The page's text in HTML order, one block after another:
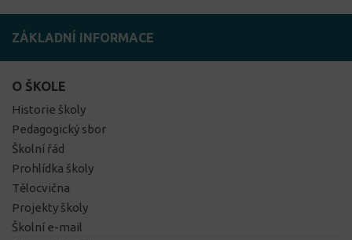
ZÁKLADNÍ INFORMACE
O ŠKOLE
Historie školy
Pedagogický sbor
Školní řád
Prohlídka školy
Tělocvična
Projekty školy
Školní e-mail